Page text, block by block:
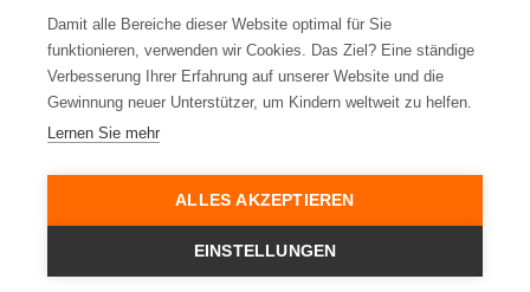
Spendenkonto:
Pax-Bank für Kirche und Caritas eG
IBAN DE72370601934010500007
Damit alle Bereiche dieser Website optimal für Sie
funktionieren, verwenden wir Cookies. Das Ziel? Eine ständige
Verbesserung Ihrer Erfahrung auf unserer Website und die
Gewinnung neuer Unterstützer, um Kindern weltweit zu helfen.
Lernen Sie mehr
ALLES AKZEPTIEREN
EINSTELLUNGEN